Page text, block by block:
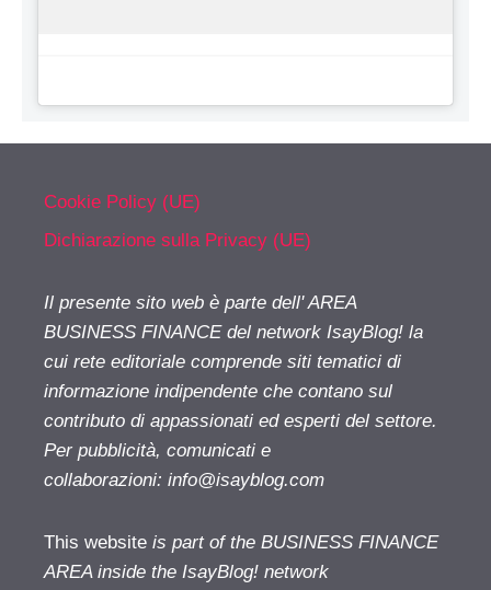
Cookie Policy (UE)
Dichiarazione sulla Privacy (UE)
Il presente sito web è parte dell' AREA
BUSINESS FINANCE del network IsayBlog! la
cui rete editoriale comprende siti tematici di
informazione indipendente che contano sul
contributo di appassionati ed esperti del settore.
Per pubblicità, comunicati e
collaborazioni: info@isayblog.com
This website is part of the BUSINESS FINANCE
AREA inside the IsayBlog! network